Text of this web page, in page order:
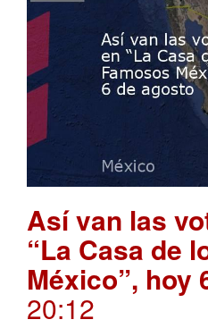
Así van las
“La Casa de
México”, hoy
20:12